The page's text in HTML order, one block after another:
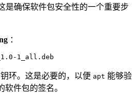
是确保软件包安全性的一个重要步
：
环。这是必要的，以便 apt 能够验
件包的签名。